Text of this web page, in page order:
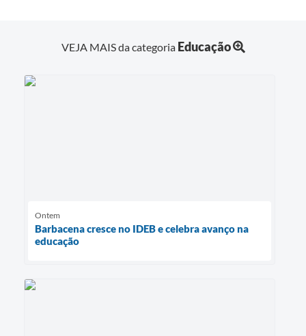
VEJA MAIS da categoria Educação
Ontem
Barbacena cresce no IDEB e celebra avanço na
educação